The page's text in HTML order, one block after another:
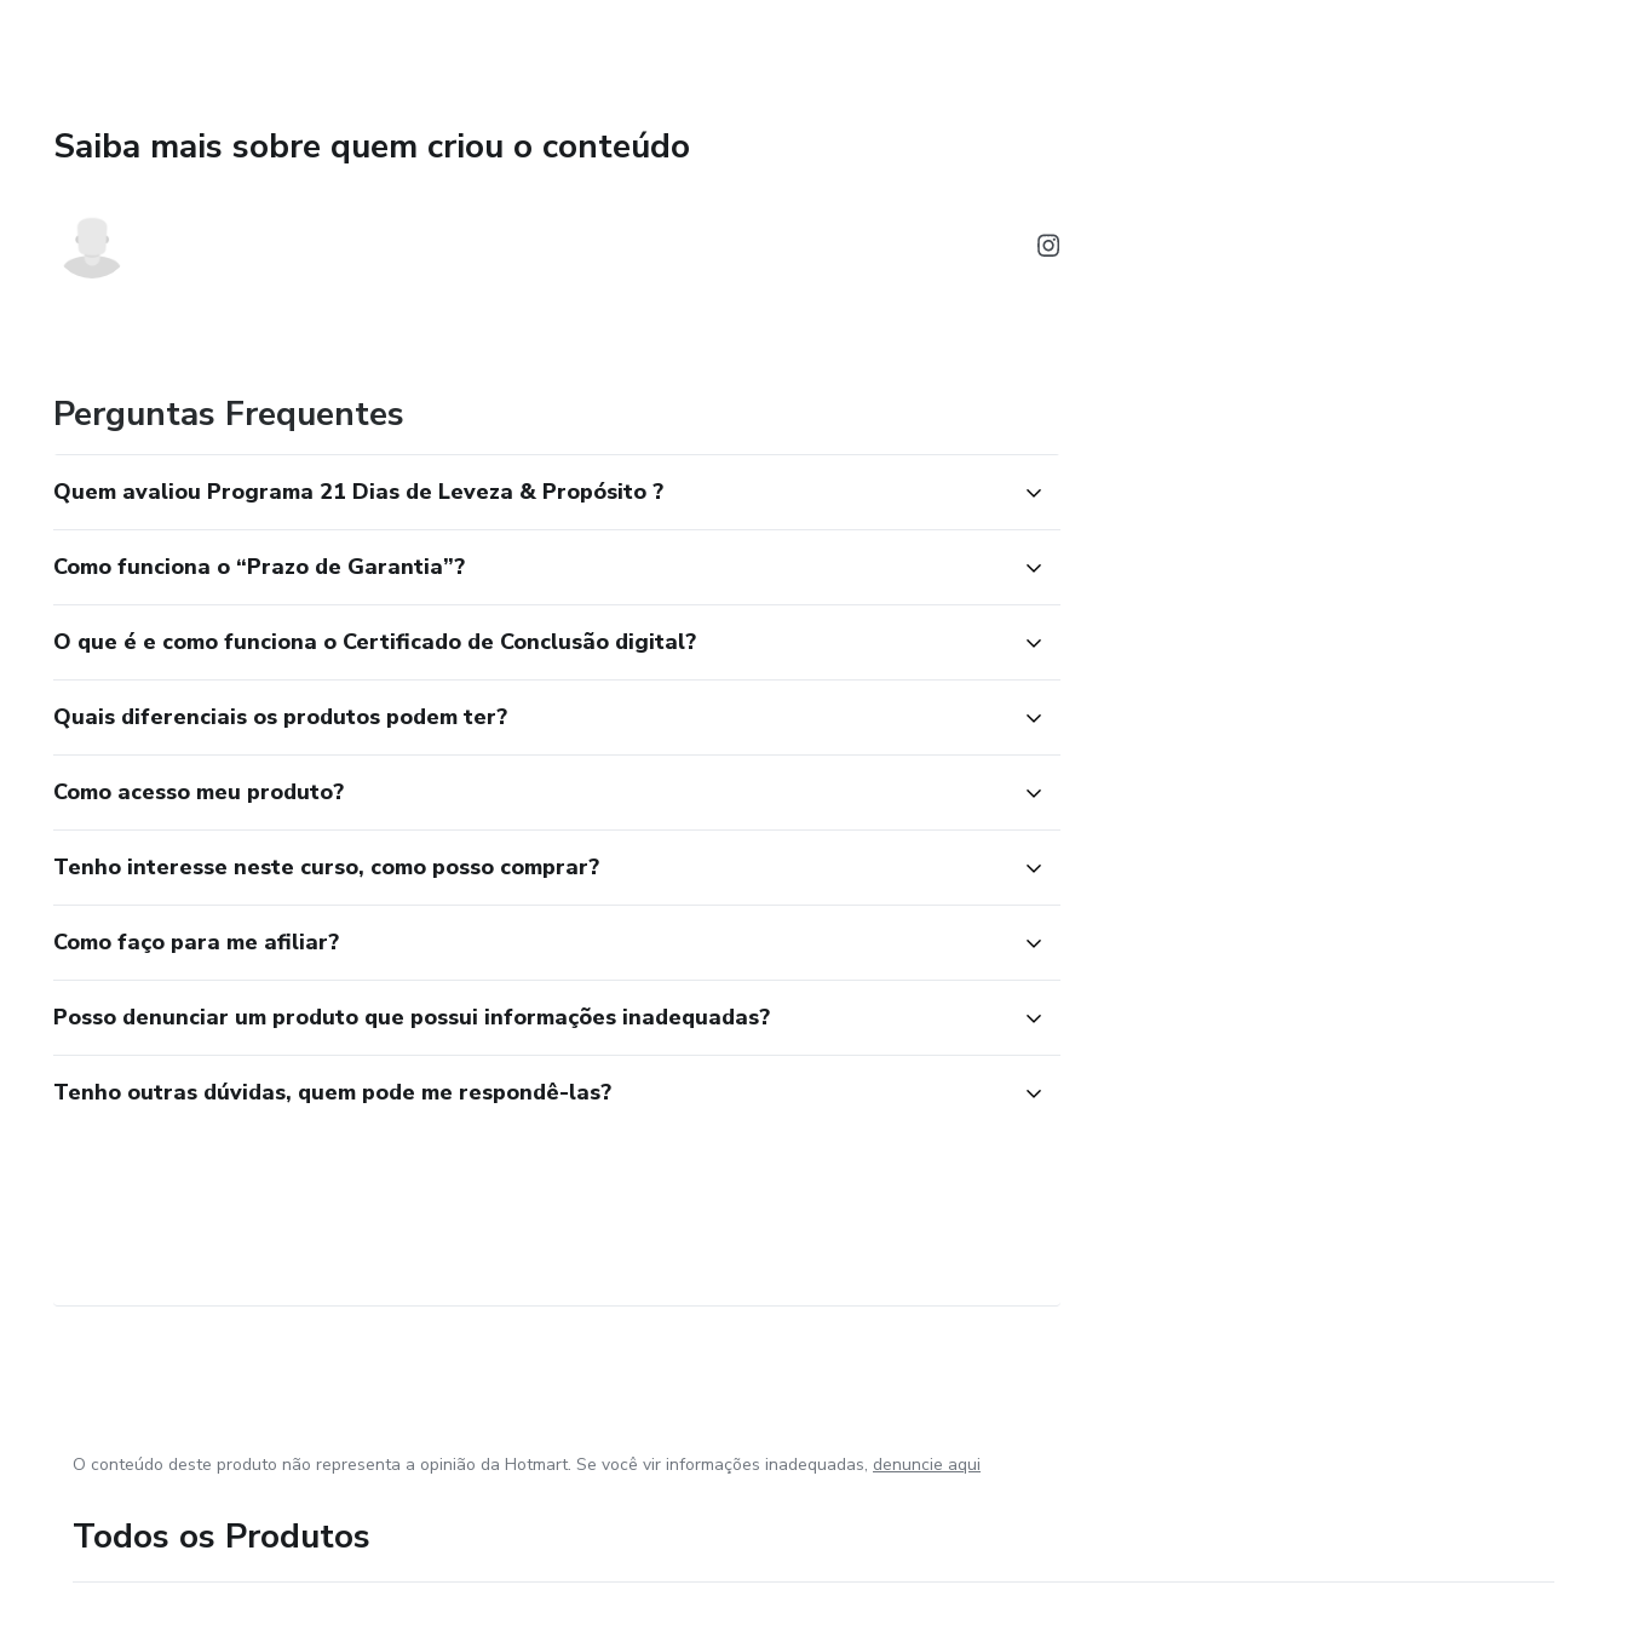
📆 Como funciona?
e Hipnose
Diário da Leveza (PDF exclusivo): para acompanhar sua evolução dia a dia
🎁 Bônus Exclusivos
💎 Diário da Leveza (PDF) para registrar seus insights
💎 As 10 primeiras inscritas ainda recebem uma análise individual exclusiva com foco na
---
🌟 Para quem é?
Sentem-se sobrecarregadas, cansadas ou sem clareza
---
a vida.
🔗 Garanta sua vaga agora e comece dia 06 de outubro.
Saiba mais sobre quem criou o conteúdo
Perguntas Frequentes
Quem avaliou Programa 21 Dias de Leveza & Propósito ?
Como funciona o “Prazo de Garantia”?
O que é e como funciona o Certificado de Conclusão digital?
Quais diferenciais os produtos podem ter?
Como acesso meu produto?
Tenho interesse neste curso, como posso comprar?
Como faço para me afiliar?
Posso denunciar um produto que possui informações inadequadas?
Tenho outras dúvidas, quem pode me respondê-las?
O conteúdo deste produto não representa a opinião da Hotmart. Se você vir informações inadequadas, denuncie aqui
Todos os Produtos